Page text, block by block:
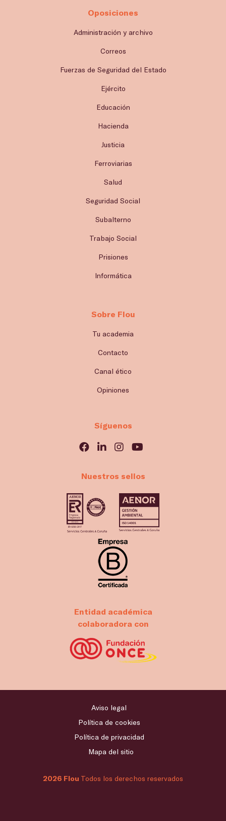
Oposiciones
Administración y archivo
Correos
Fuerzas de Seguridad del Estado
Ejército
Educación
Hacienda
Justicia
Ferroviarias
Salud
Seguridad Social
Subalterno
Trabajo Social
Prisiones
Informática
Sobre Flou
Tu academia
Contacto
Canal ético
Opiniones
Síguenos
Nuestros sellos
Entidad académica
colaboradora con
2026 Flou Todos los derechos reservados
Aviso legal
Política de cookies
Política de privacidad
Mapa del sitio